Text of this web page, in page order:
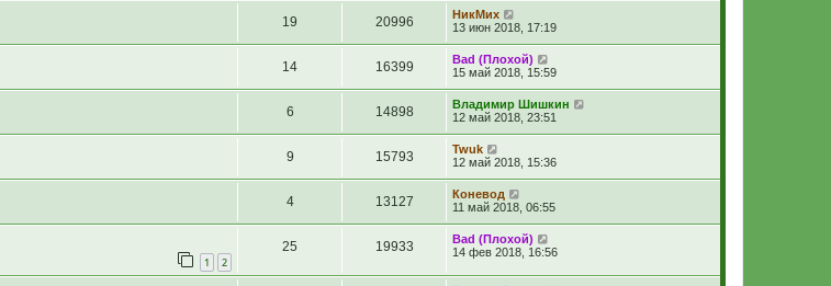
19 20996
НикМих
13 июн 2018, 17:19
14 16399
Bad (Плохой)
15 май 2018, 15:59
6 14898
Владимир Шишкин
12 май 2018, 23:51
9 15793
Twuk
12 май 2018, 15:36
4 13127
Коневод
11 май 2018, 06:55
1 2
25 19933
Bad (Плохой)
14 фев 2018, 16:56